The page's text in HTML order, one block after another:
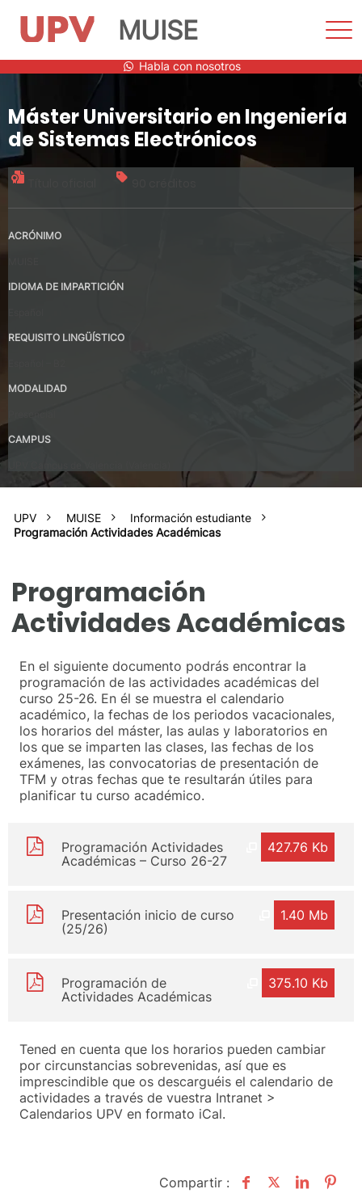
MUISE
Habla con nosotros
Máster Universitario en Ingeniería
de Sistemas Electrónicos
ACRÓNIMO
IDIOMA DE IMPARTICIÓN
REQUISITO LINGÜÍSTICO
MODALIDAD
CAMPUS
UPV MUISE
Información estudiante
Programación Actividades Académicas
Programación
Actividades Académicas
En el siguiente documento podrás encontrar la
programación de las actividades académicas del
curso 25-26. En él se muestra el calendario
académico, la fechas de los periodos vacacionales,
los horarios del máster, las aulas y laboratorios en
los que se imparten las clases, las fechas de los
exámenes, las convocatorias de presentación de
TFM y otras fechas que te resultarán útiles para
planificar tu curso académico.
427.76 Kb
Programación Actividades
Académicas – Curso 26-27
1.40 Mb
Presentación inicio de curso
(25/26)
375.10 Kb
Programación de
Actividades Académicas
Tened en cuenta que los horarios pueden cambiar
por circunstancias sobrevenidas, así que es
imprescindible que os descarguéis el calendario de
actividades a través de vuestra Intranet >
Calendarios UPV en formato iCal.
Compartir :